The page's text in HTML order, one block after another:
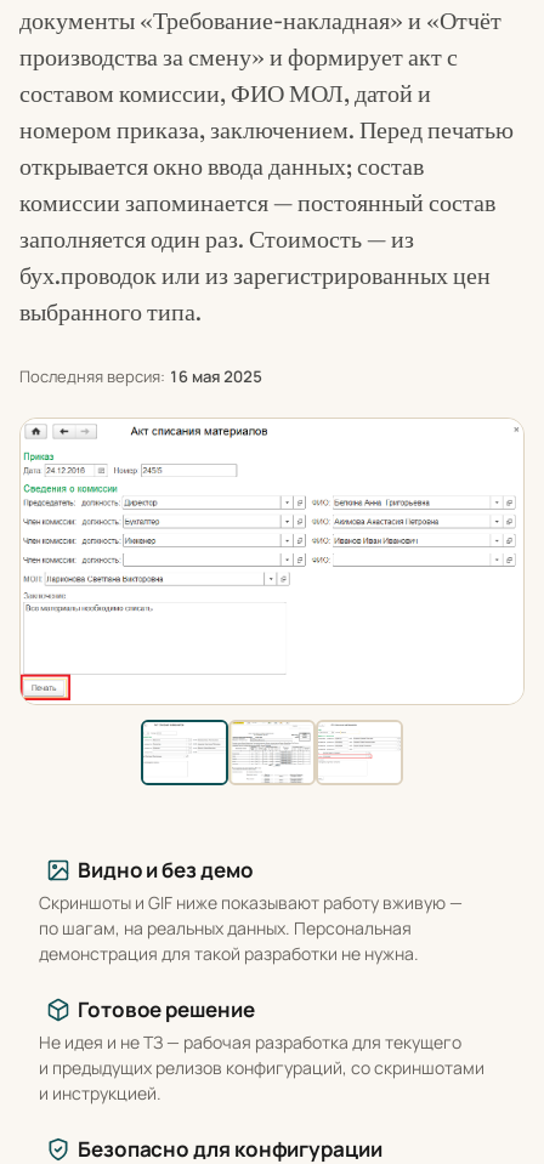
документы «Требование-накладная» и «Отчёт
производства за смену» и формирует акт с
составом комиссии, ФИО МОЛ, датой и
номером приказа, заключением. Перед печатью
открывается окно ввода данных; состав
комиссии запоминается — постоянный состав
заполняется один раз. Стоимость — из
бух.проводок или из зарегистрированных цен
выбранного типа.
Последняя версия: 16 мая 2025
Видно и без демо
Скриншоты и GIF ниже показывают работу вживую —
по шагам, на реальных данных. Персональная
демонстрация для такой разработки не нужна.
Готовое решение
Не идея и не ТЗ — рабочая разработка для текущего
и предыдущих релизов конфигураций, со скриншотами
и инструкцией.
Безопасно для конфигурации